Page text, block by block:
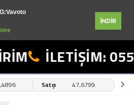
İNDİR
İLETİŞİM: 0554
Satış 47,6799